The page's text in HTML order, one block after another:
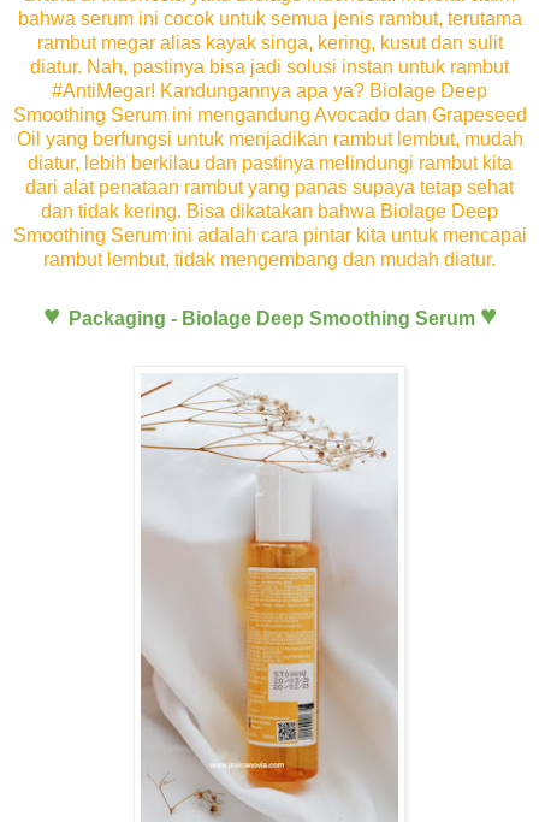
bahwa serum ini cocok untuk semua jenis rambut, terutama
rambut megar alias kayak singa, kering, kusut dan sulit
diatur. Nah, pastinya bisa jadi solusi instan untuk rambut
#AntiMegar! Kandungannya apa ya? Biolage Deep
Smoothing Serum ini mengandung Avocado dan Grapeseed
Oil yang berfungsi untuk menjadikan rambut lembut, mudah
diatur, lebih berkilau dan pastinya melindungi rambut kita
dari alat penataan rambut yang panas supaya tetap sehat
dan tidak kering. Bisa dikatakan bahwa Biolage Deep
Smoothing Serum ini adalah cara pintar kita untuk mencapai
rambut lembut, tidak mengembang dan mudah diatur.
♥ Packaging - Biolage Deep Smoothing Serum ♥